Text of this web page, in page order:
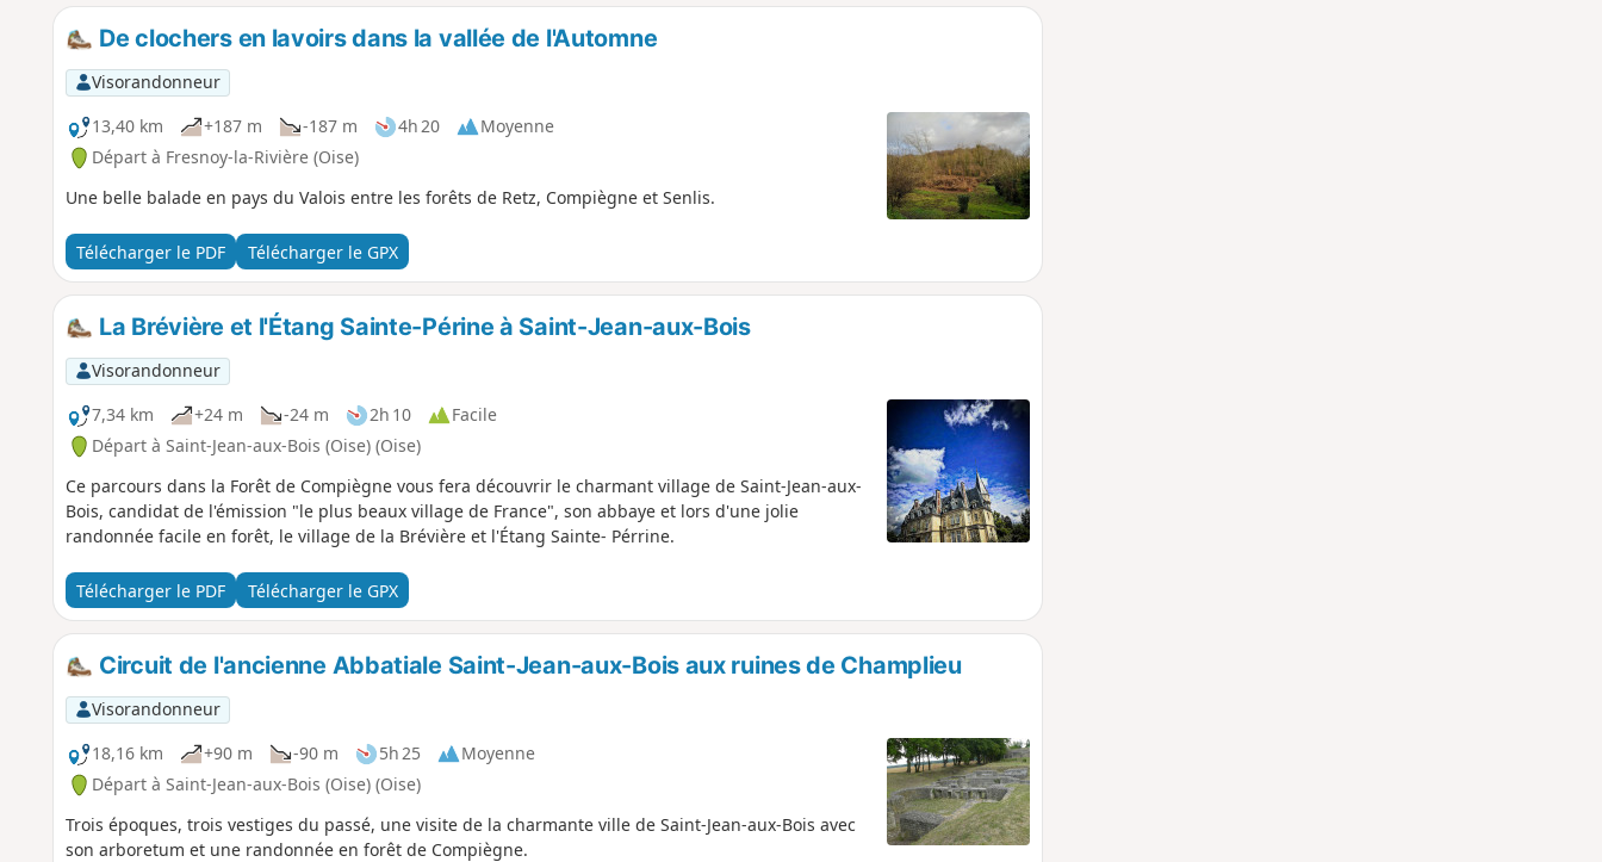
De clochers en lavoirs dans la vallée de l'Automne
Visorandonneur
13,40 km
+187 m -187 m 4h 20
Moyenne
Départ à Fresnoy-la-Rivière (Oise)
Une belle balade en pays du Valois entre les forêts de Retz, Compiègne et Senlis.
Télécharger le PDF Télécharger le GPX
La Brévière et l'Étang Sainte-Périne à Saint-Jean-aux-Bois
Visorandonneur
7,34 km
+24 m -24 m 2h 10
Facile
Départ à Saint-Jean-aux-Bois (Oise) (Oise)
Ce parcours dans la Forêt de Compiègne vous fera découvrir le charmant village de Saint-Jean-aux-
Bois, candidat de l'émission "le plus beaux village de France", son abbaye et lors d'une jolie
randonnée facile en forêt, le village de la Brévière et l'Étang Sainte- Pérrine.
Télécharger le PDF Télécharger le GPX
Circuit de l'ancienne Abbatiale Saint-Jean-aux-Bois aux ruines de Champlieu
Visorandonneur
18,16 km
+90 m -90 m 5h 25
Moyenne
Départ à Saint-Jean-aux-Bois (Oise) (Oise)
Trois époques, trois vestiges du passé, une visite de la charmante ville de Saint-Jean-aux-Bois avec
son arboretum et une randonnée en forêt de Compiègne.